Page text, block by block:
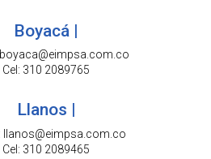
Boyacá |
Cel: 310 2089765
Llanos |
llanos@eimpsa.com.co
Cel: 310 2089465